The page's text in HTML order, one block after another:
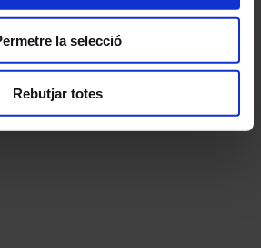
la selecció
Rebutjar totes